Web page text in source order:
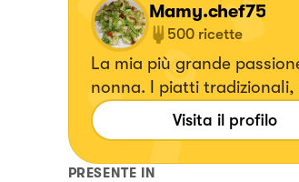
Mamy.chef75
500 ricette
La mia più grande
nonna. I piatti
rivisitarli a mio modo,
Ogni volta che creo un
emozionare anche voi.
Visita il profilo
PRESENTE IN